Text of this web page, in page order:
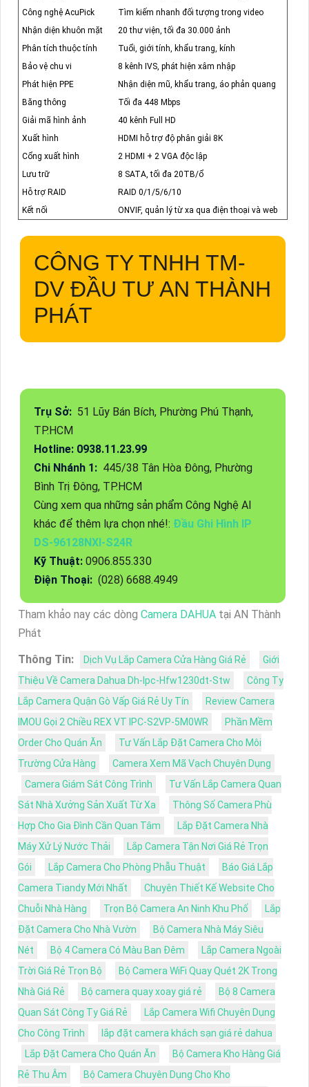
Công nghệ AcuPick
Tìm kiếm nhanh đối tượng trong video
Nhận diện khuôn mặt
20 thư viện, tối đa 30.000 ảnh
Phân tích thuộc tính
Tuổi, giới tính, khẩu trang, kính
Bảo vệ chu vi
8 kênh IVS, phát hiện xâm nhập
Phát hiện PPE
Nhận diện mũ, khẩu trang, áo phản quang
Băng thông
Tối đa 448 Mbps
Giải mã hình ảnh
40 kênh Full HD
Xuất hình
HDMI hỗ trợ độ phân giải 8K
Cổng xuất hình
2 HDMI + 2 VGA độc lập
Lưu trữ
8 SATA, tối đa 20TB/ổ
Hỗ trợ RAID
RAID 0/1/5/6/10
Kết nối
ONVIF, quản lý từ xa qua điện thoại và web
CÔNG TY TNHH TM-
DV ĐẦU TƯ AN THÀNH
PHÁT
Trụ Sở: 51 Lũy Bán Bích, Phường Phú Thạnh,
TP.HCM
Hotline: 0938.11.23.99
Chi Nhánh 1: 445/38 Tân Hòa Đông, Phường
Bình Trị Đông, TP.HCM
Cùng xem qua những sản phẩm Công Nghệ AI
khác để thêm lựa chọn nhé!: Đầu Ghi Hình IP
DS-96128NXI-S24R
Kỹ Thuật: 0906.855.330
Điện Thoại: (028) 6688.4949
Tham khảo nay các dòng Camera DAHUA tại AN Thành
Phát
Thông Tin:
Dịch Vụ Lắp Camera Cửa Hàng Giá Rẻ
Giới
Thiệu Về Camera Dahua Dh-Ipc-Hfw1230dt-Stw
Công Ty
Lắp Camera Quận Gò Vấp Giá Rẻ Uy Tín
Review Camera
IMOU Gọi 2 Chiều REX VT IPC-S2VP-5M0WR
Phần Mềm
Order Cho Quán Ăn
Tư Vấn Lắp Đặt Camera Cho Môi
Trường Cửa Hàng
Camera Xem Mã Vạch Chuyên Dụng
Camera Giám Sát Công Trình
Tư Vấn Lắp Camera Quan
Sát Nhà Xưởng Sản Xuất Từ Xa
Thông Số Camera Phù
Hợp Cho Gia Đình Cần Quan Tâm
Lắp Đặt Camera Nhà
Máy Xử Lý Nước Thải
Lắp Camera Tận Nơi Giá Rẻ Trọn
Gói
Lắp Camera Cho Phòng Phẫu Thuật
Báo Giá Lắp
Camera Tiandy Mới Nhất
Chuyên Thiết Kế Website Cho
Chuỗi Nhà Hàng
Trọn Bộ Camera An Ninh Khu Phố
Lắp
Đặt Camera Cho Nhà Vườn
Bộ Camera Nhà Máy Siêu
Nét
Bộ 4 Camera Có Màu Ban Đêm
Lắp Camera Ngoài
Trời Giá Rẻ Trọn Bộ
Bộ Camera WiFi Quay Quét 2K Trong
Nhà Giá Rẻ
Bộ camera quay xoay giá rẻ
Bộ 8 Camera
Quan Sát Công Ty Giá Rẻ
Lắp Camera Wifi Chuyên Dụng
Cho Công Trình
lắp đặt camera khách sạn giá rẻ dahua
Lắp Đặt Camera Cho Quán Ăn
Bộ Camera Kho Hàng Giá
Rẻ Thu Âm
Bộ Camera Chuyên Dụng Cho Kho